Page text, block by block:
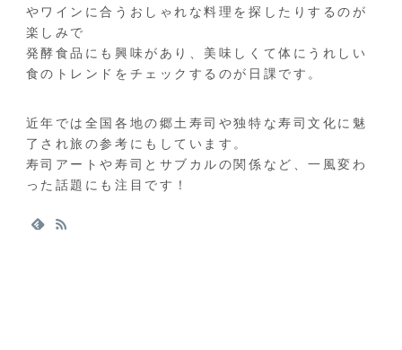
やワインに合うおしゃれな料理を探したりするのが
楽しみで
発酵食品にも興味があり、美味しくて体にうれしい
食のトレンドをチェックするのが日課です。
近年では全国各地の郷土寿司や独特な寿司文化に魅
了され旅の参考にもしています。
寿司アートや寿司とサブカルの関係など、一風変わ
った話題にも注目です！